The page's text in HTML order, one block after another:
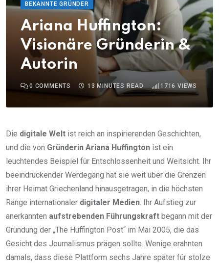
BEKANNTE GRÜNDER
Ariana Huffington:
Visionäre Gründerin &
Autorin
0 COMMENTS 13 MINUTES READ 1716 VIEWS
Die digitale Welt ist reich an inspirierenden Geschichten,
und die von Gründerin Ariana Huffington ist ein
leuchtendes Beispiel für Entschlossenheit und Weitsicht. Ihr
beeindruckender Werdegang hat sie weit über die Grenzen
ihrer Heimat Griechenland hinausgetragen, in die höchsten
Ränge internationaler digitaler Medien. Ihr Aufstieg zur
anerkannten aufstrebenden Führungskraft begann mit der
Gründung der „The Huffington Post“ im Mai 2005, die das
Gesicht des Journalismus prägen sollte. Wenige erahnten
damals, dass diese Plattform sechs Jahre später für stolze